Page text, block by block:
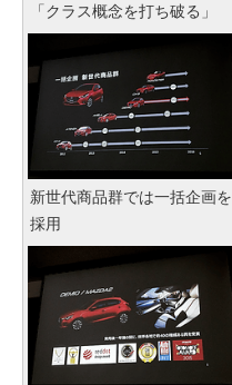
「クラス概念を打ち破る」
新世代商品群では一括企画を
採用